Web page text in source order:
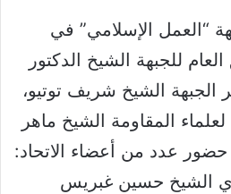
“العمل الإسلامي” في
للجبهة الشيخ الدكتور
الجبهة الشيخ شريف توتيو،
المقاومة الشيخ ماهر
عدد من أعضاء الاتحاد:
الشيخ حسين غبريس